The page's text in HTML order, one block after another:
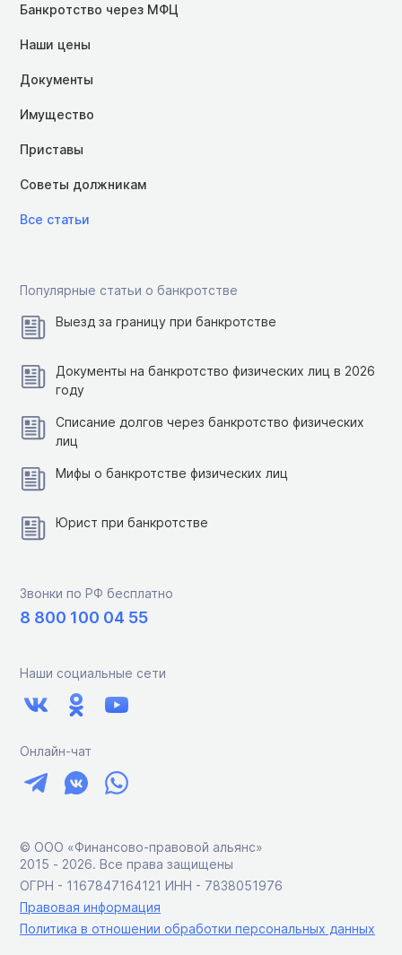
Банкротство через МФЦ
Наши цены
Документы
Имущество
Приставы
Советы должникам
Все статьи
Популярные статьи о банкротстве
Выезд за границу при банкротстве
Документы на банкротство физических лиц в 2026
году
Списание долгов через банкротство физических
лиц
Мифы о банкротстве физических лиц
Юрист при банкротстве
Звонки по РФ бесплатно
8 800 100 04 55
Наши социальные сети
Онлайн-чат
© ООО «Финансово-правовой альянс»
2015 ‑ 2026. Все права защищены
ОГРН - 1167847164121 ИНН - 7838051976
Правовая информация
Политика в отношении обработки персональных данных